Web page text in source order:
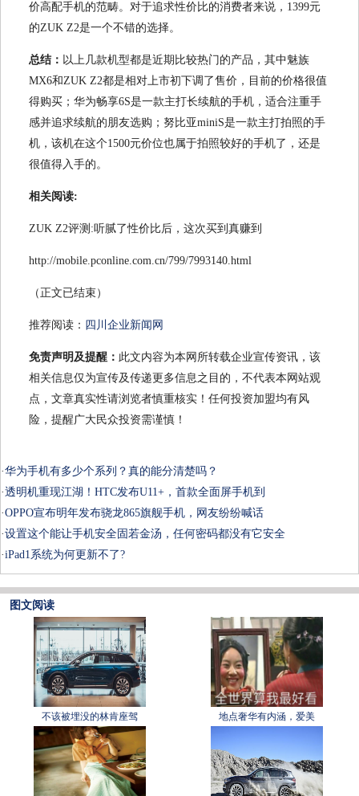
价高配手机的范畴。对于追求性价比的消费者来说，1399元
的ZUK Z2是一个不错的选择。
总结： 以上几款机型都是近期比较热门的产品，其中魅族
MX6和ZUK Z2都是相对上市初下调了售价，目前的价格很值
得购买；华为畅享6S是一款主打长续航的手机，适合注重手
感并追求续航的朋友选购；努比亚miniS是一款主打拍照的手
机，该机在这个1500元价位也属于拍照较好的手机了，还是
很值得入手的。
相关阅读:
ZUK Z2评测:听腻了性价比后，这次买到真赚到
http://mobile.pconline.com.cn/799/7993140.html
（正文已结束）
推荐阅读： 四川企业新闻网
免责声明及提醒： 此文内容为本网所转载企业宣传资讯，该
相关信息仅为宣传及传递更多信息之目的，不代表本网站观
点，文章真实性请浏览者慎重核实！任何投资加盟均有风
险，提醒广大民众投资需谨慎！
·华为手机有多少个系列？真的能分清楚吗？
·透明机重现江湖！HTC发布U11+，首款全面屏手机到
·OPPO宣布明年发布骁龙865旗舰手机，网友纷纷喊话
·设置这个能让手机安全固若金汤，任何密码都没有它安全
·iPad1系统为何更新不了?
图文阅读
不该被埋没的林肯座驾 地点奢华有内涵，爱美